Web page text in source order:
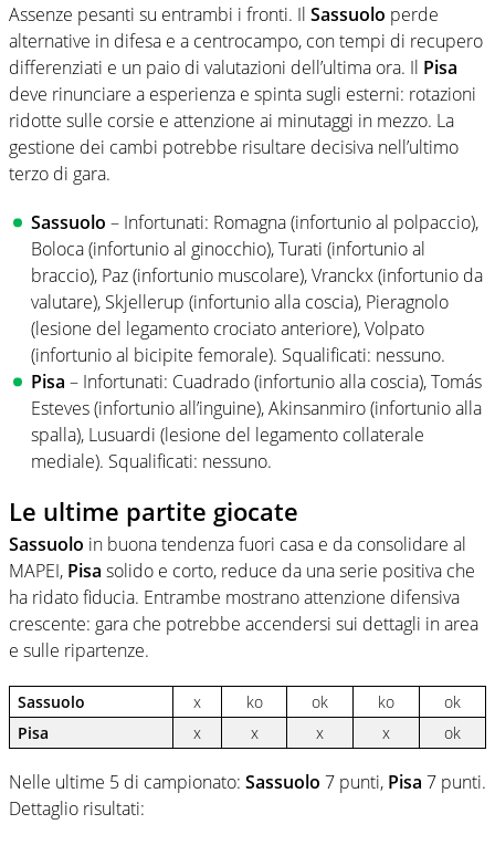
Assenze pesanti su entrambi i fronti. Il Sassuolo perde
alternative in difesa e a centrocampo, con tempi di recupero
differenziati e un paio di valutazioni dell’ultima ora. Il Pisa
deve rinunciare a esperienza e spinta sugli esterni: rotazioni
ridotte sulle corsie e attenzione ai minutaggi in mezzo. La
gestione dei cambi potrebbe risultare decisiva nell’ultimo
terzo di gara.
Sassuolo – Infortunati: Romagna (infortunio al polpaccio),
Boloca (infortunio al ginocchio), Turati (infortunio al
braccio), Paz (infortunio muscolare), Vranckx (infortunio da
valutare), Skjellerup (infortunio alla coscia), Pieragnolo
(lesione del legamento crociato anteriore), Volpato
(infortunio al bicipite femorale). Squalificati: nessuno.
Pisa – Infortunati: Cuadrado (infortunio alla coscia), Tomás
Esteves (infortunio all’inguine), Akinsanmiro (infortunio alla
spalla), Lusuardi (lesione del legamento collaterale
mediale). Squalificati: nessuno.
Le ultime partite giocate
Sassuolo in buona tendenza fuori casa e da consolidare al
MAPEI, Pisa solido e corto, reduce da una serie positiva che
ha ridato fiducia. Entrambe mostrano attenzione difensiva
crescente: gara che potrebbe accendersi sui dettagli in area
e sulle ripartenze.
Sassuolo x ko ok ko
ok
Pisa
x x x x ok
Nelle ultime 5 di campionato: Sassuolo 7 punti, Pisa 7 punti.
Dettaglio risultati: